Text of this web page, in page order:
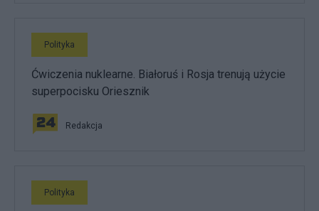
Polityka
Ćwiczenia nuklearne. Białoruś i Rosja trenują użycie
superpocisku Oriesznik
Redakcja
Polityka